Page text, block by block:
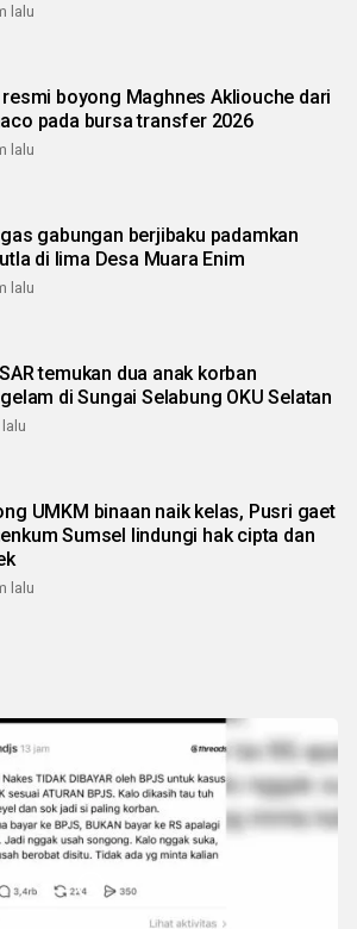
lalu
resmi boyong Maghnes Akliouche dari
pada bursa transfer 2026
lalu
gabungan berjibaku padamkan
di lima Desa Muara Enim
lalu
temukan dua anak korban
di Sungai Selabung OKU Selatan
UMKM binaan naik kelas, Pusri gaet
Sumsel lindungi hak cipta dan
lalu